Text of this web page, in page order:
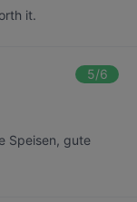
it.
5/6
Speisen, gute